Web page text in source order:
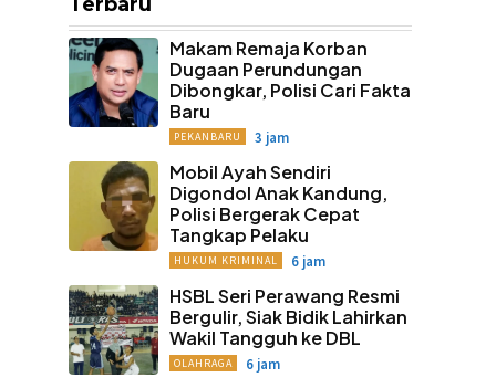
Makam Remaja Korban
Dugaan Perundungan
Dibongkar, Polisi Cari Fakta
Baru
PEKANBARU 3 jam
Mobil Ayah Sendiri
Digondol Anak Kandung,
Polisi Bergerak Cepat
Tangkap Pelaku
HUKUM KRIMINAL 6 jam
HSBL Seri Perawang Resmi
Bergulir, Siak Bidik Lahirkan
Wakil Tangguh ke DBL
OLAHRAGA 6 jam